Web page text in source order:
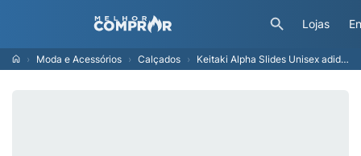
Lojas
Moda e Acessórios Calçados Keitaki Alpha Slides Unisex adidas